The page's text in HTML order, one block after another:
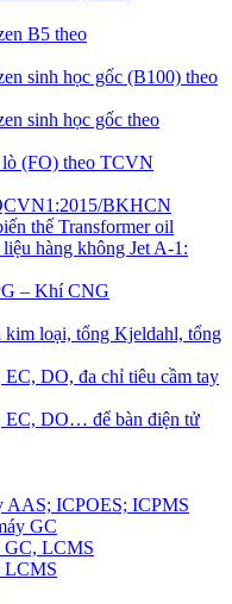
B5 theo
sinh học gốc (B100) theo
sinh học gốc theo
(FO) theo TCVN
BKHCN
thế Transformer oil
hàng không Jet A-1:
– Khí CNG
kim loại, tổng Kjeldahl, tổng
DO, đa chỉ tiêu cầm tay
EC, DO… để bàn điện tử
AAS; ICPOES; ICPMS
GC
GC, LCMS
LCMS